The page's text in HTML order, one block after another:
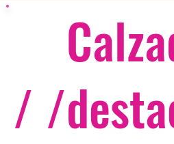
/ /